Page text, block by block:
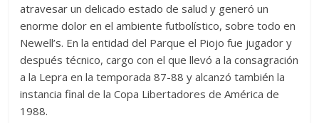
atravesar un delicado estado de salud y generó un
enorme dolor en el ambiente futbolístico, sobre todo en
Newell’s. En la entidad del Parque el Piojo fue jugador y
después técnico, cargo con el que llevó a la consagración
a la Lepra en la temporada 87-88 y alcanzó también la
instancia final de la Copa Libertadores de América de
1988.